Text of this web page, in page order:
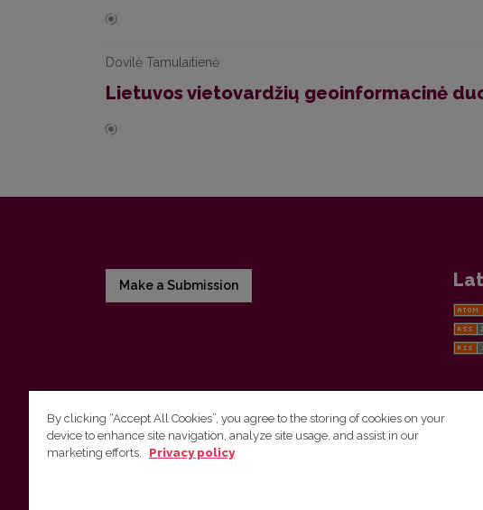
Dovilė Tamulaitienė
Lietuvos vietovardžių geoinformacinė
Make a Submission
Vilnius University Press
By clicking “Accept All Cookies”, you agree to the storing of cookies on your
device to enhance site navigation, analyze site usage, and assist in our
marketing efforts.
Privacy policy